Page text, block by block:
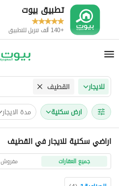
تطبيق بيوت
+140 ألف تنزيل للتطبيق
للايجار القطيف
ارض سكنية مدة الايجار
اراضي سكنية للايجار في القطيف
جميع العقارات مفروش